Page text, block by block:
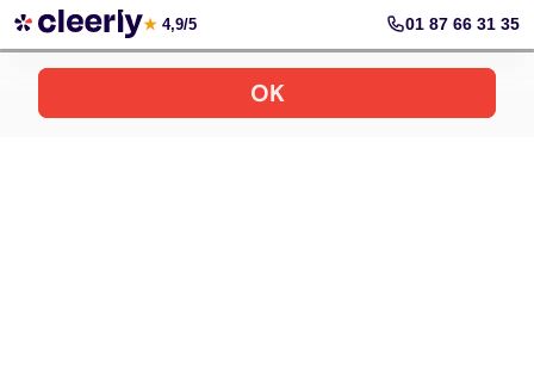
Votre simulation gratuite et personnalisée
★ 4,9/5 01 87 66 31 35